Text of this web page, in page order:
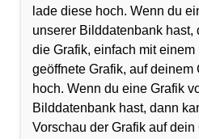
lade diese hoch. Wenn du
unserer Bilddatenbank hast,
die Grafik, einfach mit
geöffnete Grafik, auf deinem
hoch. Wenn du eine Grafik
Bilddatenbank hast, dann
Vorschau der Grafik auf